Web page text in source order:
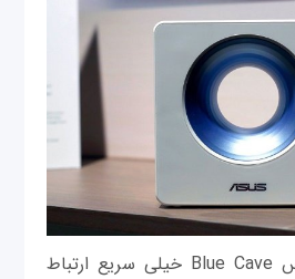
با روتر بی‌سیم ایسوس Blue Cave خیلی سریع ارتباط